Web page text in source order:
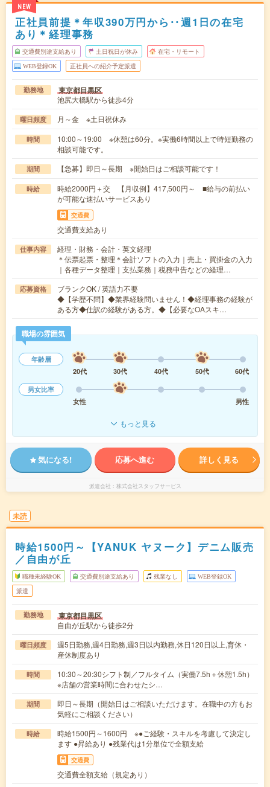
NEW
正社員前提＊年収390万円から‥週1日の在宅
あり＊経理事務
交通費別途支給あり 土日祝日が休み 在宅・リモート
WEB登録OK 正社員への紹介予定派遣
勤務地 東京都目黒区
池尻大橋駅から徒歩4分
曜日頻度 月～金 ※土日祝休み
時間
10:00～19:00 ※休憩は60分。※実働6時間以上で時短勤務の
相談可能です。
期間 【急募】即日～長期 ※開始日はご相談可能です！
時給
時給2000円＋交 【月収例】417,500円～ ■給与の前払い
が可能な速払いサービスあり
交通費
交通費支給あり
仕事内容
経理・財務・会計・英文経理
＊伝票起票・整理＊会計ソフトの入力｜売上・買掛金の入力
｜各種データ整理｜支払業務｜税務申告などの経理…
応募資格
ブランクOK / 英語力不要
◆【学歴不問】◆業界経験問いません！◆経理事務の経験が
ある方◆仕訳の経験がある方。◆【必要なOAスキ…
職場の雰囲気
年齢層
20代
30代 40代 50代
60代
男女比率
女性
男性
もっと見る
気になる! 応募へ進む 詳しく見る
派遣会社 株式会社スタッフサービス
未読
時給1500円～【YANUK ヤヌーク】デニム販売
／自由が丘
職種未経験OK 交通費別途支給あり 残業なし WEB登録OK
派遣
勤務地 東京都目黒区
自由が丘駅から徒歩2分
曜日頻度
週5日勤務,週4日勤務,週3日以内勤務,休日120日以上,育休・
産休制度あり
時間
10:30～20:30シフト制／フルタイム（実働7.5h＋休憩1.5h）
※店舗の営業時間に合わせたシ…
期間
即日～長期（開始日はご相談いただけます。在職中の方もお
気軽にご相談ください）
時給
時給1500円～1600円 ※●ご経験・スキルを考慮して決定し
ます ●昇給あり ●残業代は1分単位で全額支給
交通費
交通費全額支給（規定あり）